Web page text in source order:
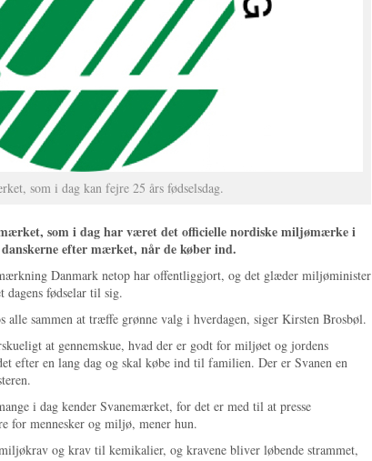
som i dag kan fejre 25 års fødselsdag.
som i dag har været det officielle nordiske miljømærke i
efter mærket, når de køber ind.
Danmark netop har offentliggjort, og det glæder miljøminister
dagens fødselar til sig.
alle sammen at træffe grønne valg i hverdagen, siger Kirsten Brosbøl.
at gennemskue, hvad der er godt for miljøet og jordens
efter en lang dag og skal købe ind til familien. Der er Svanen en
i dag kender Svanemærket, for det er med til at presse
for mennesker og miljø, mener hun.
og krav til kemikalier, og kravene bliver løbende strammet,